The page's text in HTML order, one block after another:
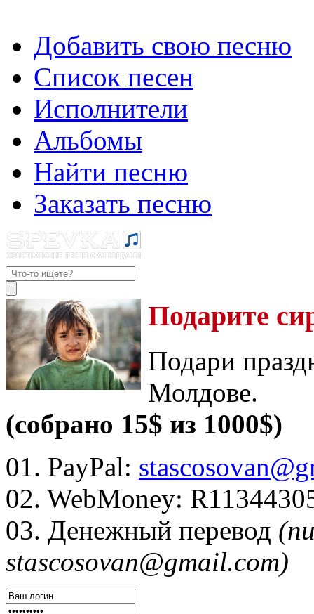
Добавить свою песню
Список песен
Исполнители
Альбомы
Найти песню
Заказать песню
Подарите
Подари
Молдове.
(собрано 15$ из 1000$)
01. PayPal:
02. WebMoney:
03. Денежный перевод
stascosovan@gmail.com)